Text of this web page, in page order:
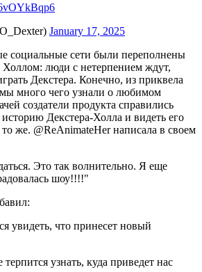
January 17, 2025
социальные сети были переполнены
Холлом: люди с нетерпением ждут,
Декстера. Конечно, из приквела
много чего узнали о любимом
создатели продукта справились
Декстера-Холла и видеть его
же. @ReAnimateHer написала в своем
Это так волнительно. Я еще
шоу!!!!"
увидеть, что принесет новый
узнать, куда приведет нас